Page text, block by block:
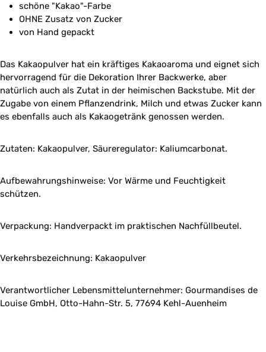
schöne "Kakao"-Farbe
OHNE Zusatz von Zucker
von Hand gepackt
Das Kakaopulver hat ein kräftiges Kakaoaroma und eignet sich
hervorragend für die Dekoration Ihrer Backwerke, aber
natürlich auch als Zutat in der heimischen Backstube. Mit der
Zugabe von einem Pflanzendrink, Milch und etwas Zucker kann
es ebenfalls auch als Kakaogetränk genossen werden.
Zutaten: Kakaopulver, Säureregulator: Kaliumcarbonat.
Aufbewahrungshinweise: Vor Wärme und Feuchtigkeit
schützen.
Verpackung: Handverpackt im praktischen Nachfüllbeutel.
Verkehrsbezeichnung: Kakaopulver
Verantwortlicher Lebensmittelunternehmer: Gourmandises de
Louise GmbH, Otto-Hahn-Str. 5, 77694 Kehl-Auenheim